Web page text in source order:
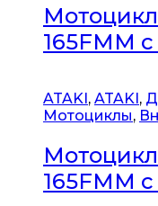
165FMM
ATAKI, ATAKI,
Мотоциклы,
165FMM